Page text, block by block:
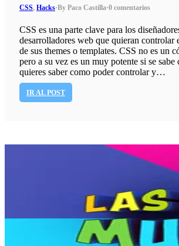
CSS, Hacks·By Paco Castilla·0 comentarios
CSS es una parte clave para los
desarrolladores web que quieran controlar
de sus themes o templates. CSS no es un
pero a su vez es un muy potente si se
quieres saber como poder controlar y…
IR AL POST